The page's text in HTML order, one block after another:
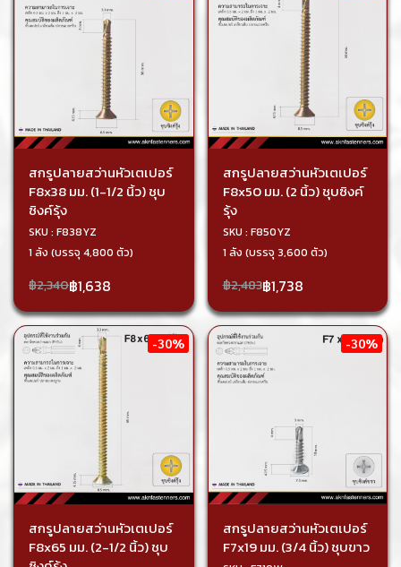
สกรูปลายสว่านหัวเตเปอร์
F8x38 มม. (1-1/2 นิ้ว) ชุบ
ซิงค์รุ้ง
SKU : F838YZ
1 ลัง (บรรจุ 4,800 ตัว)
฿2,340฿1,638
สกรูปลายสว่านหัวเตเปอร์
F8x50 มม. (2 นิ้ว) ชุบซิงค์
รุ้ง
SKU : F850YZ
1 ลัง (บรรจุ 3,600 ตัว)
฿2,483฿1,738
-30%
สกรูปลายสว่านหัวเตเปอร์
F8x65 มม. (2-1/2 นิ้ว) ชุบ
-30%
สกรูปลายสว่านหัวเตเปอร์
F7x19 มม. (3/4 นิ้ว) ชุบขาว